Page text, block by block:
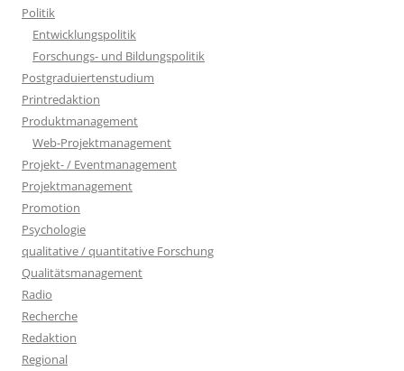
Politik
Entwicklungspolitik
Forschungs- und Bildungspolitik
Postgraduiertenstudium
Printredaktion
Produktmanagement
Web-Projektmanagement
Projekt- / Eventmanagement
Projektmanagement
Promotion
Psychologie
qualitative / quantitative Forschung
Qualitätsmanagement
Radio
Recherche
Redaktion
Regional